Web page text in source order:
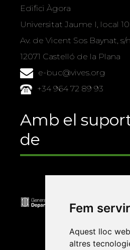
Fem
Aquest lloc
altres
Edifici Àgora
Universitat Jaume I, local 10
Av. de Vicent Sos Baynat, s/n
12071 Castelló de la Plana
e-buc@vives.org
+34 964 72 89 93
Amb el
de